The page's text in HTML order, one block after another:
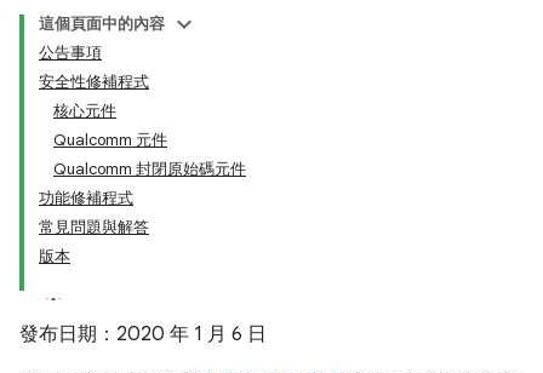
這個頁面中的內容
公告事項
安全性修補程式
核心元件
Qualcomm 元件
Qualcomm 封閉原始碼元件
功能修補程式
常見問題與解答
版本
發布日期：2020 年 1 月 6 日